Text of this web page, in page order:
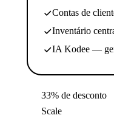
Contas de
Inventário
IA Kodee —
33% de desconto
Scale